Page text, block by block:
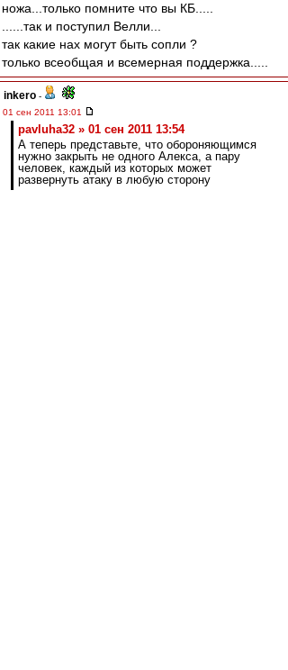
ножа...только помните что вы КБ.....
......так и поступил Велли...
так какие нах могут быть сопли ?
только всеобщая и всемерная поддержка.....
inkero -
01 сен 2011 13:01
pavluha32 » 01 сен 2011 13:54
А теперь представьте, что обороняющимся
нужно закрыть не одного Алекса, а пару
человек, каждый из которых может
развернуть атаку в любую сторону